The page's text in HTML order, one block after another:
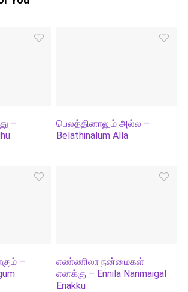
–
பெலத்தினாலும் அல்ல –
Belathinalum Alla
–
எண்ணிலா நன்மைகள்
எனக்கு – Ennila Nanmaigal
Enakku